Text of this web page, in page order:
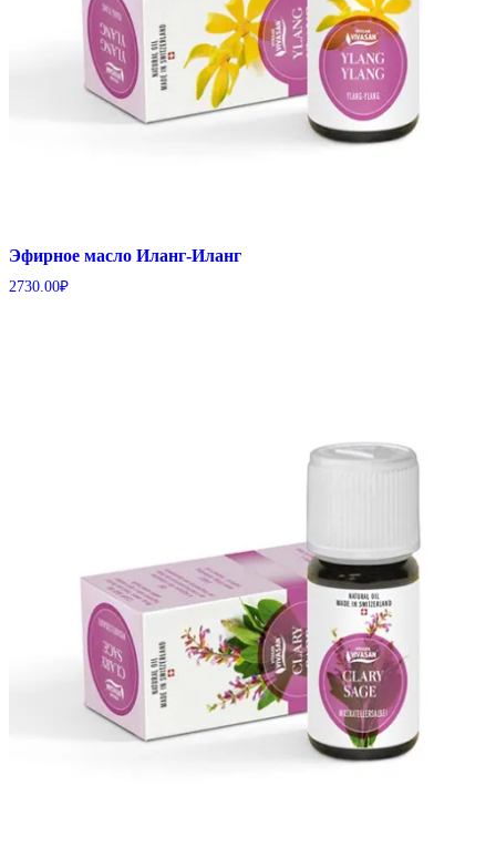
Эфирное масло Иланг-Иланг
2730.00₽